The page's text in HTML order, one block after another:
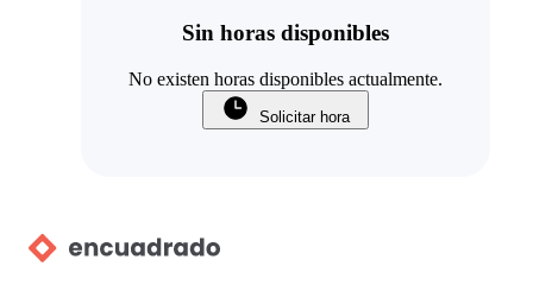
Sin horas disponibles
No existen horas disponibles actualmente.
Solicitar hora